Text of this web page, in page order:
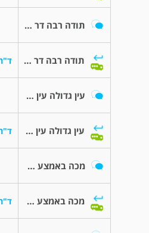
תודה רבה דר ניר ועוד שאלה בבקשה
תודה רבה דר ניר ועוד שאלה בבקשה
עין גדולה עין קטנה
עין גדולה עין קטנה
מכה באמצע העין עם בקבוק של תינוק מלא מים
מכה באמצע העין עם בקבוק של תינוק מלא מים